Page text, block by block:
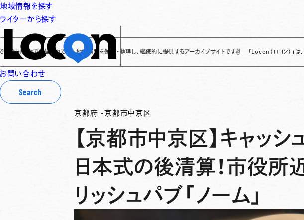
地域情報を探す
ライターから探す
お問い合わせ
Search
発信されてきた地域情報を保存・整理し、継続的に提供するアーカイブサイトです✌ 「Locon（ロコン）」は、これまでに
京都府 -京都市中京区
【京都市中京区】キャッシ
日本式の後清算！市役所
リッシュパブ「ノーム」